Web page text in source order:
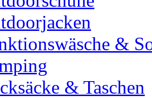
&
& Taschen